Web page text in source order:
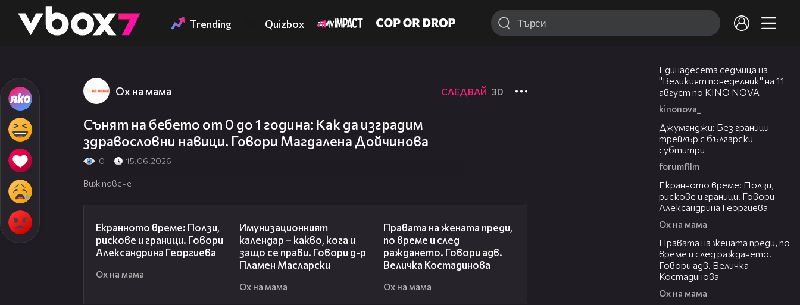
👾 Trending Quizbox
Ох на мама СЛЕДВАЙ 30
Сънят на бебето от 0 до 1 година: Как да изградим
здравословни навици. Говори Магдалена Дойчинова
0 15.06.2026
Виж повече
Екранното време: Ползи,
рискове и граници. Говори
Александрина Георгиева
Ох на мама
Имунизационният
календар – какво, кога и
защо се прави. Говори д-р
Пламен Масларски
Ох на мама
Правата на жената преди,
по време и след
раждането. Говори адв.
Величка Костадинова
Ох на мама
Единадесета седмица на
"Великият понеделник" на 11
август по KINO NOVA
kinonova_
Джуманджи: Без граници -
трейлър с български
субтитри
forumfilm
Екранното време: Ползи,
рискове и граници. Говори
Александрина Георгиева
Ох на мама
Правата на жената преди, по
време и след раждането.
Говори адв. Величка
Костадинова
Ох на мама